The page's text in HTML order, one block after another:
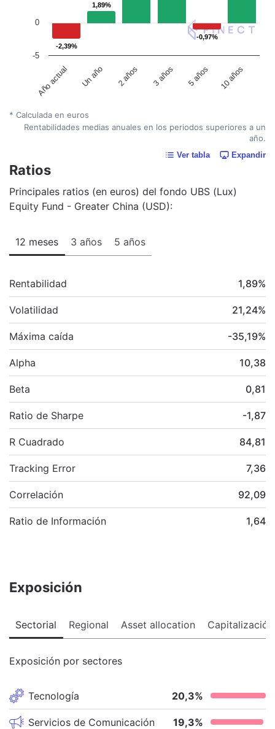
-2,39%
-2,39%
1,89%
1,89%
-0,97%
-0,97%
Año actual Un año 2 años 3 años 5 años 10 años
-5
0
* Calculada en euros
Rentabilidades medias anuales en los periodos superiores a un
año.
Ver tabla Expandir
Ratios
Principales ratios (en euros) del fondo UBS (Lux)
Equity Fund - Greater China (USD):
12 meses 3 años 5 años
Rentabilidad 1,89%
Volatilidad 21,24%
Máxima caída -35,19%
Alpha 10,38
Beta 0,81
Ratio de Sharpe -1,87
R Cuadrado 84,81
Tracking Error 7,36
Correlación 92,09
Ratio de Información 1,64
Exposición
Sectorial Regional Asset allocation Capitalización
Exposición por sectores
Tecnología 20,3%
Servicios de Comunicación 19,3%